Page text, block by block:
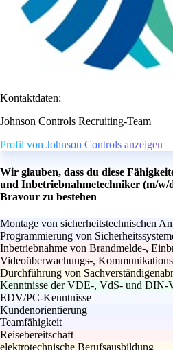
Kontaktdaten:
Johnson Controls Recruiting-Team
Profil von Johnson Controls anzeigen
Wir glauben, dass du diese
und Inbetriebnahmetechniker (m/w/
Bravour zu bestehen
Montage von sicherheitstechnischen
Programmierung von
Inbetriebnahme von Brandmelde-,
Videoüberwachungs-,
Durchführung von
Kenntnisse der VDE-, VdS- und DIN-
EDV/PC-Kenntnisse
Kundenorientierung
Teamfähigkeit
Reisebereitschaft
elektrotechnische Berufsausbildung